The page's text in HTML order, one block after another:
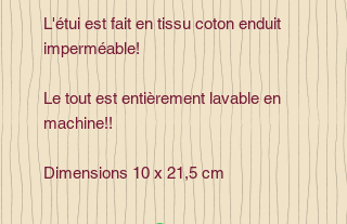
L'étui est fait en tissu coton enduit
imperméable!
Le tout est entièrement lavable en
machine!!
Dimensions 10 x 21,5 cm